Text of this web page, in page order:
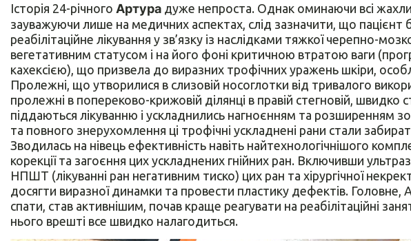
Історія 24-річного Артура дуже непроста. Однак оминаючи всі
зауважуючи лише на медичних аспектах, слід зазначити, що пацієнт
реабілітаційне лікування у зв’язку із наслідками тяжкої черепно-
вегетативним статусом і на його фоні критичною втратою ваги
кахексією), що призвела до виразних трофічних уражень шкіри,
Пролежні, що утворилися в слизовій носоглотки від тривалого
пролежні в попереково-крижовій ділянці в правій стегновій,
піддаються лікуванню і ускладнились нагноєнням та розширенням
та повного знерухомлення ці трофічні ускладнені рани стали
Зводилась на нівець ефективність навіть найтехнологічнішого
корекції та загоєння цих ускладнених гнійних ран. Включивши
НПШТ (лікуванні ран негативним тиско) цих ран та хірургічної
досягти виразної динамки та провести пластику дефектів. Головне,
спати, став активнішим, почав краще реагувати на реабілітаційні
нього врешті все швидко налагодиться.